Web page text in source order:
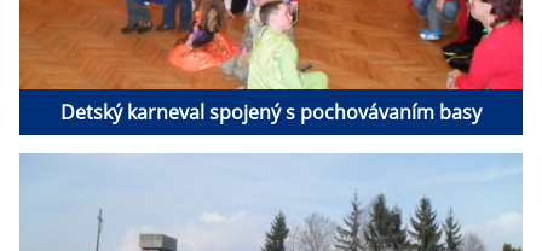
Detský karneval spojený s pochovávaním basy